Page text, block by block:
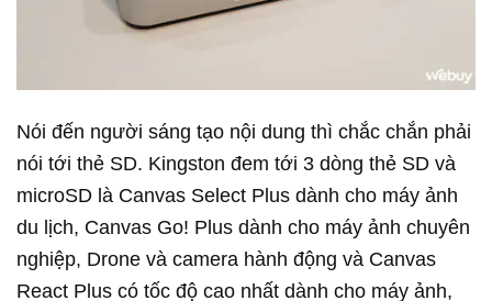
Nói đến người sáng tạo nội dung thì chắc chắn phải
nói tới thẻ SD. Kingston đem tới 3 dòng thẻ SD và
microSD là Canvas Select Plus dành cho máy ảnh
du lịch, Canvas Go! Plus dành cho máy ảnh chuyên
nghiệp, Drone và camera hành động và Canvas
React Plus có tốc độ cao nhất dành cho máy ảnh,